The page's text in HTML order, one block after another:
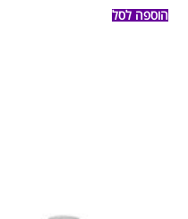
הוספה לסל